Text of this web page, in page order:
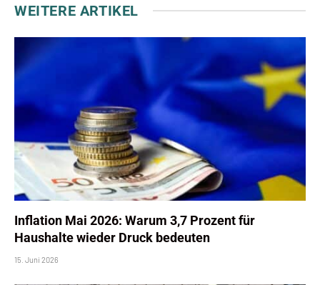
WEITERE ARTIKEL
Inflation Mai 2026: Warum 3,7 Prozent für
Haushalte wieder Druck bedeuten
15. Juni 2026